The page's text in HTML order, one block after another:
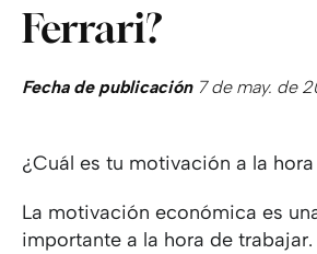
Ferrari?
Fecha de publicación7 de may. de
¿Cuál es tu motivación a la
La motivación económica es
importante a la hora de trabajar.